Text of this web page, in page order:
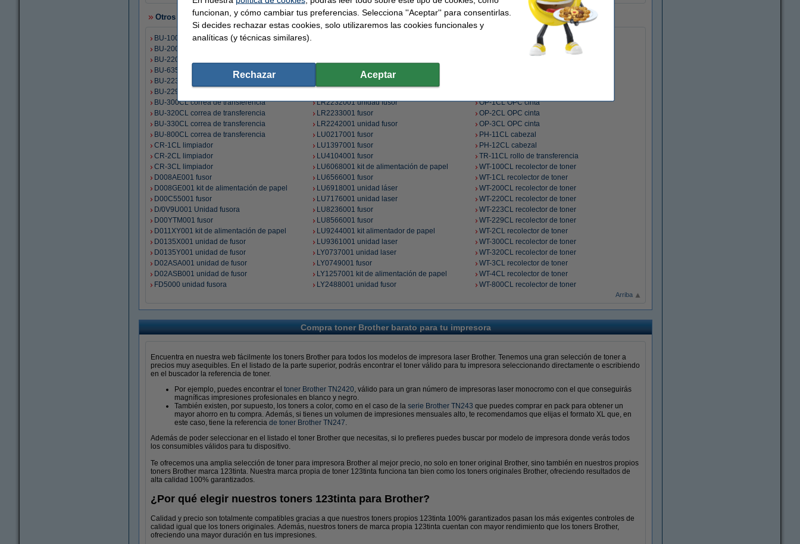
Otros artículos
BU-100CL correa de transferencia
BU-200CL correa de transferencia
BU-220CL correa de transferencia
BU-635 correa de transferencia
BU-223CL correa de transferencia
BU-229CL correa de transferencia
BU-300CL correa de transferencia
BU-320CL correa de transferencia
BU-330CL correa de transferencia
BU-800CL correa de transferencia
CR-1CL limpiador
CR-2CL limpiador
CR-3CL limpiador
D008AE001 fusor
D008GE001 kit de alimentación de papel
D00C55001 fusor
D/0V9U001 Unidad fusora
D00YTM001 fusor
D011XY001 kit de alimentación de papel
D0135X001 unidad de fusor
D0135Y001 unidad de fusor
D02ASA001 unidad de fusor
D02ASB001 unidad de fusor
FD5000 unidad fusora
IU-3000 toner + tambor
LR2232001 unidad fusor
LR2233001 fusor
LR2242001 unidad fusor
LU0217001 fusor
LU1397001 fusor
LU4104001 fusor
LU6068001 kit de alimentación de papel
LU6566001 fusor
LU6918001 unidad láser
LU7176001 unidad laser
LU8236001 fusor
LU8566001 fusor
LU9244001 kit alimentador de papel
LU9361001 unidad laser
LY0737001 unidad laser
LY0749001 fusor
LY1257001 kit de alimentación de papel
LY2488001 unidad fusor
LY4628001 unidad laser
LY5385001 kit de alimentación de papel
OP-1CL OPC cinta
OP-2CL OPC cinta
OP-3CL OPC cinta
PH-11CL cabezal
PH-12CL cabezal
TR-11CL rollo de transferencia
WT-100CL recolector de toner
WT-1CL recolector de toner
WT-200CL recolector de toner
WT-220CL recolector de toner
WT-223CL recolector de toner
WT-229CL recolector de toner
WT-2CL recolector de toner
WT-300CL recolector de toner
WT-320CL recolector de toner
WT-3CL recolector de toner
WT-4CL recolector de toner
WT-800CL recolector de toner
Arriba
Compra toner Brother barato para tu impresora
Encuentra en nuestra web fácilmente los toners Brother para todos los modelos de impresora laser Brother. Tenemos una gran selección de toner a
precios muy asequibles. En el listado de la parte superior, podrás encontrar el toner válido para tu impresora seleccionando directamente o escribiendo
en el buscador la referencia de toner.
Por ejemplo, puedes encontrar el toner Brother TN2420, válido para un gran número de impresoras laser monocromo con el que conseguirás
magníficas impresiones profesionales en blanco y negro.
También existen, por supuesto, los toners a color, como en el caso de la serie Brother TN243 que puedes comprar en pack para obtener un
mayor ahorro en tu compra. Además, si tienes un volumen de impresiones mensuales alto, te recomendamos que elijas el formato XL que, en
este caso, tiene la referencia de toner Brother TN247.
Además de poder seleccionar en el listado el toner Brother que necesitas, si lo prefieres puedes buscar por modelo de impresora donde verás todos
los consumibles válidos para tu dispositivo.
Te ofrecemos una amplia selección de toner para impresora Brother al mejor precio, no solo en toner original Brother, sino también en nuestros propios
toners Brother marca 123tinta. Nuestra marca propia de toner 123tinta funciona tan bien como los toners originales Brother, ofreciendo resultados de
alta calidad 100% garantizados.
¿Por qué elegir nuestros toners 123tinta para Brother?
Calidad y precio son totalmente compatibles gracias a que nuestros toners propios 123tinta 100% garantizados pasan los más exigentes controles de
calidad igual que los toners originales. Además, nuestros toners de marca propia 123tinta cuentan con mayor rendimiento que los toners Brother,
ofreciendo una mayor duración en tus impresiones.
funcionan, y cómo cambiar tus preferencias. Selecciona ''Aceptar'' para consentirlas.
Si decides rechazar estas cookies, solo utilizaremos las cookies funcionales y
analíticas (y técnicas similares).
Rechazar Aceptar